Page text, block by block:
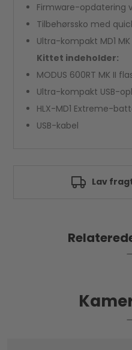
Firmware-opdatering
Tilbehørssko med
Ultra-kompakt MD1
Kittet indeholder:
MODUS 600RT MK II
Ultra-kompakt USB-
HLX-MD1 Extreme-
USB-kabel
Lav